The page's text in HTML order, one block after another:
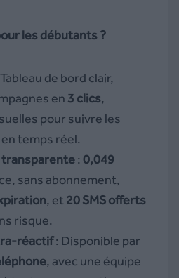
les débutants ?
de bord clair,
en 3 clics,
pour suivre les
temps réel.
: 0,049
sans abonnement,
, et 20 SMS offerts
risque.
réactif: Disponible par
, avec une équipe